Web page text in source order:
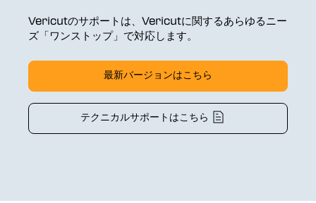
Vericutのサポートは、Vericutに関するあらゆるニー
ズ「ワンストップ」で対応します。
最新バージョンはこちら
テクニカルサポートはこちら